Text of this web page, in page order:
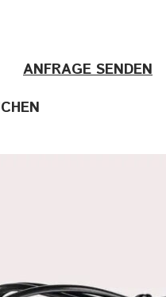
ANFRAGE SENDEN